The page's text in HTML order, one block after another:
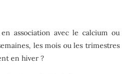
association avec le calcium ou
les mois ou les trimestres
en hiver ?